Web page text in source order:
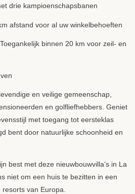
drie kampioenschapsbanen
afstand voor al uw winkelbehoeften
binnen 20 km voor zeil- en
en veilige gemeenschap,
en golfliefhebbers. Geniet
met toegang tot eersteklas
bent door natuurlijke schoonheid en
best met deze nieuwbouwvilla’s in La
niet om een huis te bezitten in een
van Europa.